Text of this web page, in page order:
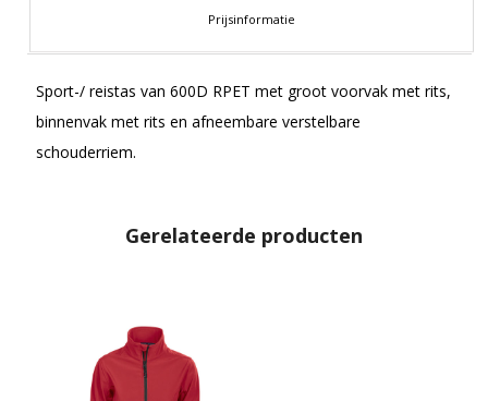
Prijsinformatie
Sport-/ reistas van 600D RPET met groot voorvak met rits,
binnenvak met rits en afneembare verstelbare
schouderriem.
Gerelateerde producten